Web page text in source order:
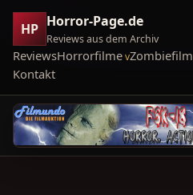
HP Horror-Page.de
Reviews aus dem Archiv
ReviewsHorrorfilme
Kontakt